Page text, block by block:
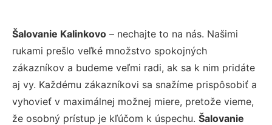
Šalovanie Kalinkovo – nechajte to na nás. Našimi
rukami prešlo veľké množstvo spokojných
zákazníkov a budeme veľmi radi, ak sa k nim pridáte
aj vy. Každému zákazníkovi sa snažíme prispôsobiť a
vyhovieť v maximálnej možnej miere, pretože vieme,
že osobný prístup je kľúčom k úspechu. Šalovanie